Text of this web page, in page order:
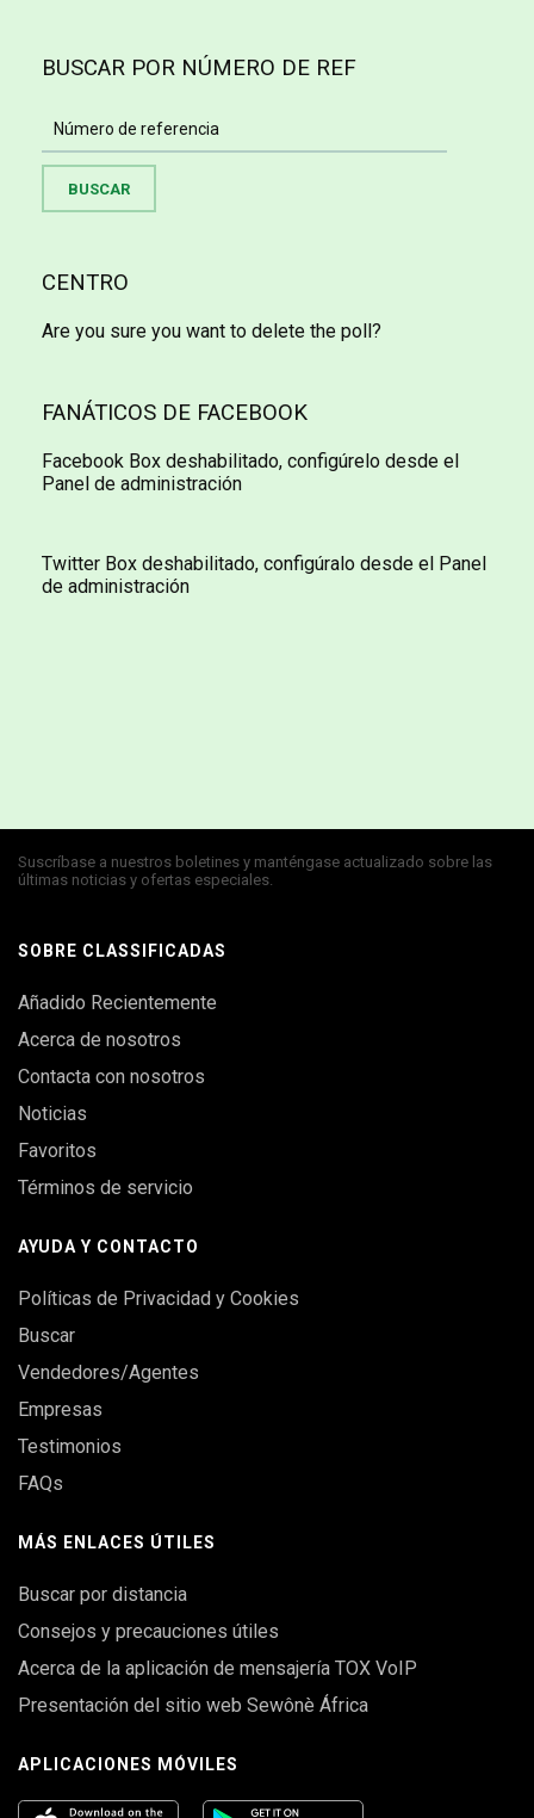
BUSCAR POR NÚMERO DE REF
CENTRO
Are you sure you want to delete the poll?
FANÁTICOS DE FACEBOOK
Facebook Box deshabilitado, configúrelo desde el
Panel de administración
Twitter Box deshabilitado, configúralo desde el Panel
de administración
Suscríbase a nuestros boletines y manténgase actualizado sobre las
últimas noticias y ofertas especiales.
SOBRE CLASSIFICADAS
Añadido Recientemente
Acerca de nosotros
Contacta con nosotros
Noticias
Favoritos
Términos de servicio
AYUDA Y CONTACTO
Políticas de Privacidad y Cookies
Buscar
Vendedores/Agentes
Empresas
Testimonios
FAQs
MÁS ENLACES ÚTILES
Buscar por distancia
Consejos y precauciones útiles
Acerca de la aplicación de mensajería TOX VoIP
Presentación del sitio web Sewônè África
APLICACIONES MÓVILES